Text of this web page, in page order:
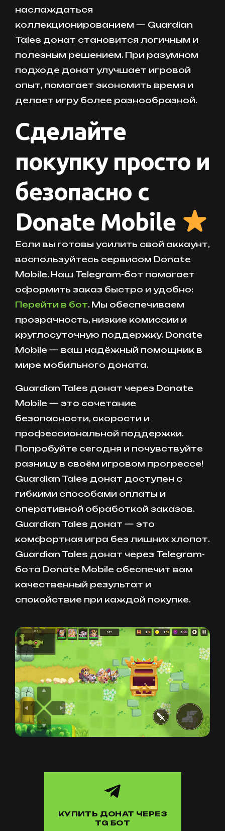
наслаждаться
коллекционированием — Guardian
Tales донат становится логичным и
полезным решением. При разумном
подходе донат улучшает игровой
опыт, помогает экономить время и
делает игру более разнообразной.
Сделайте
покупку просто и
безопасно с
Donate Mobile
Если вы готовы усилить свой аккаунт,
воспользуйтесь сервисом Donate
Mobile. Наш Telegram-бот помогает
оформить заказ быстро и удобно:
Перейти в бот. Мы обеспечиваем
прозрачность, низкие комиссии и
круглосуточную поддержку. Donate
Mobile — ваш надёжный помощник в
мире мобильного доната.
Guardian Tales донат через Donate
Mobile — это сочетание
безопасности, скорости и
профессиональной поддержки.
Попробуйте сегодня и почувствуйте
разницу в своём игровом прогрессе!
Guardian Tales донат доступен с
гибкими способами оплаты и
оперативной обработкой заказов.
Guardian Tales донат — это
комфортная игра без лишних хлопот.
Guardian Tales донат через Telegram-
бота Donate Mobile обеспечит вам
качественный результат и
спокойствие при каждой покупке.
КУПИТЬ ДОНАТ ЧЕРЕЗ
TG БОТ